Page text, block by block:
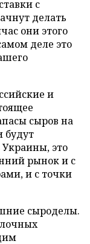
с
делать
они этого
деле это
и
сыров на
будут
это
рынок и с
и с точки
сыроделы.